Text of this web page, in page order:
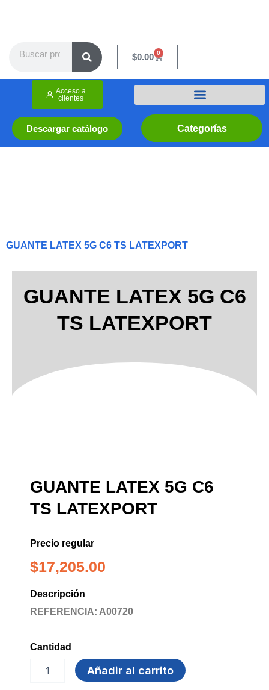
$0.00 0
Cart
Categorías
Descargar catálogo
Acceso a
clientes
GUANTE LATEX 5G C6 TS LATEXPORT
GUANTE LATEX 5G C6
TS LATEXPORT
GUANTE LATEX 5G C6
TS LATEXPORT
Precio regular
$17,205.00
Descripción
REFERENCIA: A00720
Cantidad
LATEX
Añadir al carrito